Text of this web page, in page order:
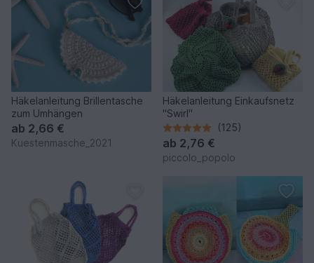
Häkelanleitung Brillentasche
zum Umhängen
ab 2,66 €
Kuestenmasche_2021
Häkelanleitung Einkaufsnetz
"Swirl"
(125)
ab 2,76 €
piccolo_popolo